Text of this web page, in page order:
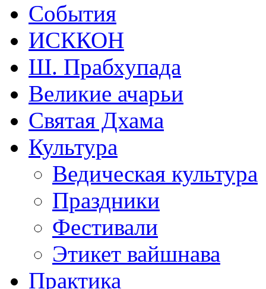
События
ИСККОН
Ш. Прабхупада
Великие ачарьи
Святая Дхама
Культура
Ведическая культура
Праздники
Фестивали
Этикет вайшнава
Практика